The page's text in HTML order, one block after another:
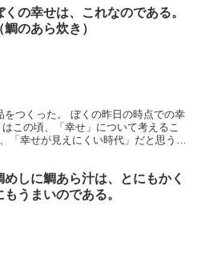
くの幸せは、これなのである。
鯛のあら炊き）
をつくった。 ぼくの昨日の時点での幸
この頃、「幸せ」について考えるこ
「幸せが見えにくい時代」だと思うか
めしに鯛あら汁は、とにもかく
もうまいのである。